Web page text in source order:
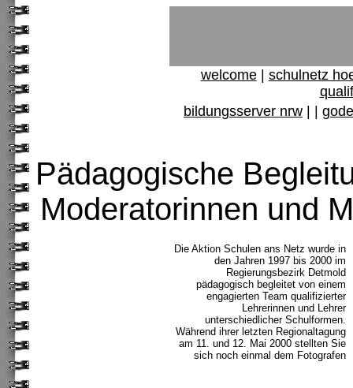
welcome| schulnetz
bildungsserver nrw
Pädagogische
Moderatorinnen und
Die Aktion Schulen ans Netz wurde in
den Jahren 1997 bis 2000 im
Regierungsbezirk Detmold
pädagogisch begleitet von einem
engagierten Team qualifizierter
Lehrerinnen und Lehrer
unterschiedlicher Schulformen.
Während ihrer letzten Regionaltagung
am 11. und 12. Mai 2000 stellten Sie
sich noch einmal dem Fotografen